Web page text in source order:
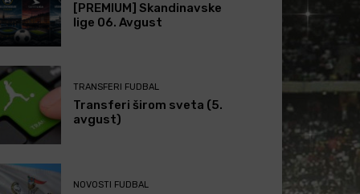
[PREMIUM] Skandinavske
lige 06. Avgust
TRANSFERI FUDBAL
Transferi širom sveta (5.
avgust)
NOVOSTI FUDBAL